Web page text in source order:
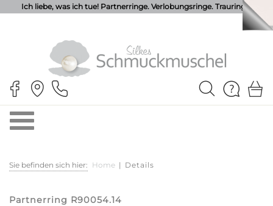
Ich liebe, was ich tue! Partnerringe. Verlobungsringe. Trauringe.
Sie befinden sich hier: Home | Details
Partnerring R90054.14